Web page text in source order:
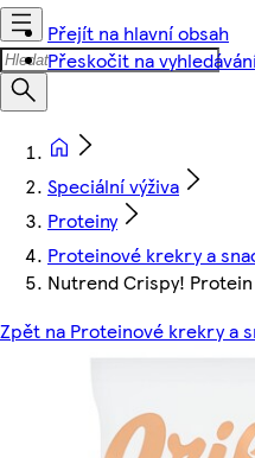
Přejít na hlavní obsah
Přeskočit na
Speciální výživa
Proteiny
Proteinové krekry a
Nutrend Crispy!
Zpět na Proteinové krekry a